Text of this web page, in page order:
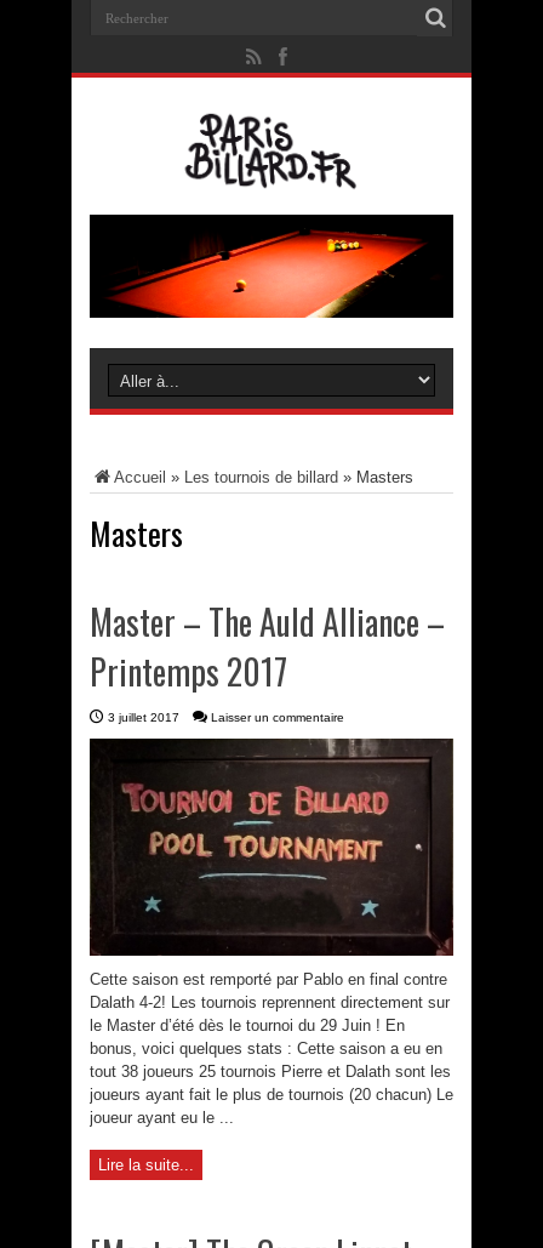
Accueil » Les tournois de billard » Masters
Masters
Master – The Auld Alliance –
Printemps 2017
3 juillet 2017 Laisser un commentaire
Cette saison est remporté par Pablo en final contre
Dalath 4-2! Les tournois reprennent directement sur
le Master d’été dès le tournoi du 29 Juin ! En
bonus, voici quelques stats : Cette saison a eu en
tout 38 joueurs 25 tournois Pierre et Dalath sont les
joueurs ayant fait le plus de tournois (20 chacun) Le
joueur ayant eu le ...
Lire la suite...